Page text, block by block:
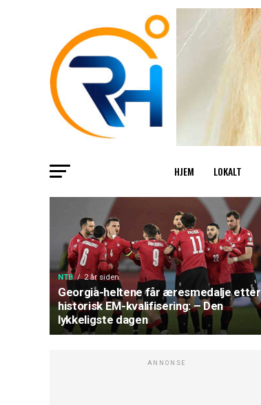
HJEM LOKALT
NTB 2 år siden
Georgia-heltene får æresmedalje etter
historisk EM-kvalifisering: – Den
lykkeligste dagen
ANNONSE